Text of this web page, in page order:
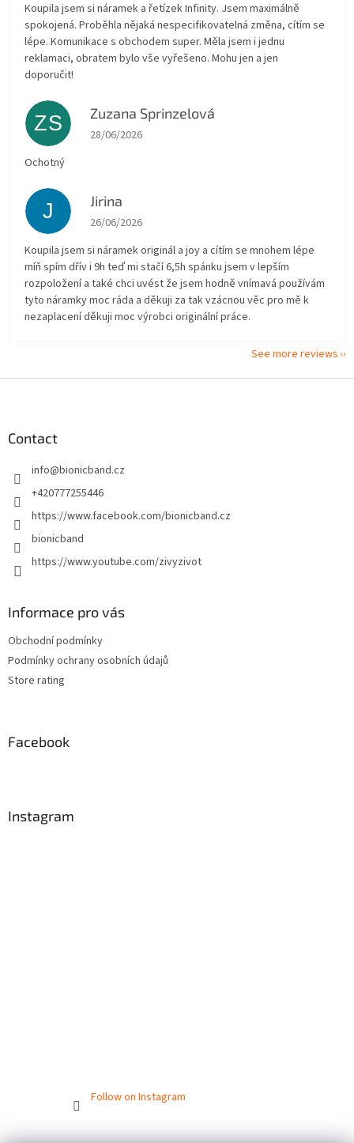
Koupila jsem si náramek a řetízek Infinity. Jsem maximálně
spokojená. Proběhla nějaká nespecifikovatelná změna, cítím se
lépe. Komunikace s obchodem super. Měla jsem i jednu
reklamaci, obratem bylo vše vyřešeno. Mohu jen a jen
doporučit!
ZS Zuzana Sprinzelová
The store rating is 5 out of 5 stars.
28/06/2026
Ochotný
J Jirina
The store rating is 5 out of 5 stars.
26/06/2026
Koupila jsem si náramek originál a joy a cítím se mnohem lépe
míň spím dřív i 9h teď mi stačí 6,5h spánku jsem v lepším
rozpoložení a také chci uvést že jsem hodně vnímavá používám
tyto náramky moc ráda a děkuji za tak vzácnou věc pro mě k
nezaplacení děkuji moc výrobci originální práce.
See more reviews
Contact
info@bionicband.cz
+420777255446
https://www.facebook.com/bionicband.cz
bionicband
https://www.youtube.com/zivyzivot
Informace pro vás
Obchodní podmínky
Podmínky ochrany osobních údajů
Store rating
Facebook
Instagram
Follow on Instagram